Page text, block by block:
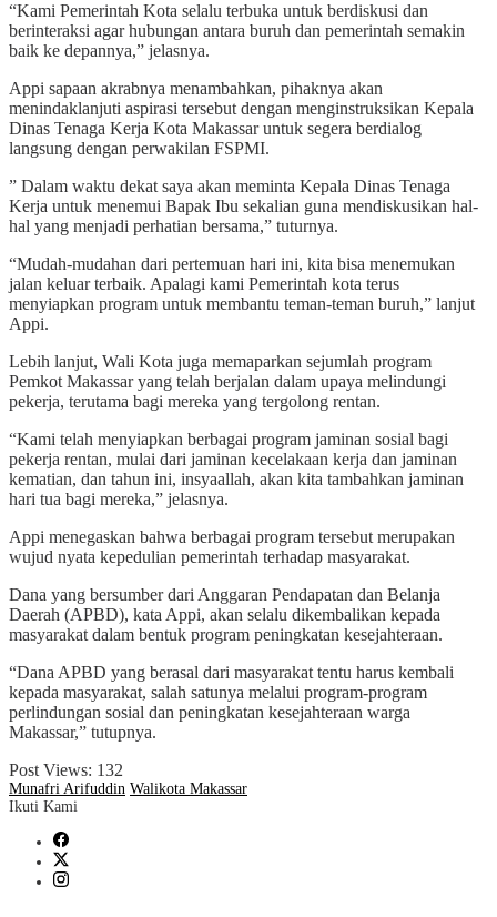
“Kami Pemerintah Kota selalu terbuka untuk berdiskusi dan
berinteraksi agar hubungan antara buruh dan pemerintah semakin
baik ke depannya,” jelasnya.
Appi sapaan akrabnya menambahkan, pihaknya akan
menindaklanjuti aspirasi tersebut dengan menginstruksikan Kepala
Dinas Tenaga Kerja Kota Makassar untuk segera berdialog
langsung dengan perwakilan FSPMI.
” Dalam waktu dekat saya akan meminta Kepala Dinas Tenaga
Kerja untuk menemui Bapak Ibu sekalian guna mendiskusikan hal-
hal yang menjadi perhatian bersama,” tuturnya.
“Mudah-mudahan dari pertemuan hari ini, kita bisa menemukan
jalan keluar terbaik. Apalagi kami Pemerintah kota terus
menyiapkan program untuk membantu teman-teman buruh,” lanjut
Appi.
Lebih lanjut, Wali Kota juga memaparkan sejumlah program
Pemkot Makassar yang telah berjalan dalam upaya melindungi
pekerja, terutama bagi mereka yang tergolong rentan.
“Kami telah menyiapkan berbagai program jaminan sosial bagi
pekerja rentan, mulai dari jaminan kecelakaan kerja dan jaminan
kematian, dan tahun ini, insyaallah, akan kita tambahkan jaminan
hari tua bagi mereka,” jelasnya.
Appi menegaskan bahwa berbagai program tersebut merupakan
wujud nyata kepedulian pemerintah terhadap masyarakat.
Dana yang bersumber dari Anggaran Pendapatan dan Belanja
Daerah (APBD), kata Appi, akan selalu dikembalikan kepada
masyarakat dalam bentuk program peningkatan kesejahteraan.
“Dana APBD yang berasal dari masyarakat tentu harus kembali
kepada masyarakat, salah satunya melalui program-program
perlindungan sosial dan peningkatan kesejahteraan warga
Makassar,” tutupnya.
Post Views: 132
Munafri Arifuddin Walikota Makassar
Ikuti Kami